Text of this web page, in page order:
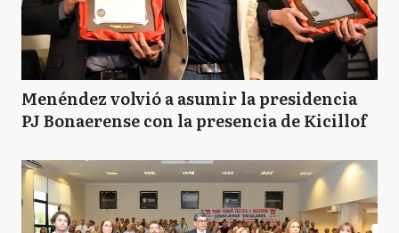
Menéndez volvió a asumir la presidencia
PJ Bonaerense con la presencia de Kicillof